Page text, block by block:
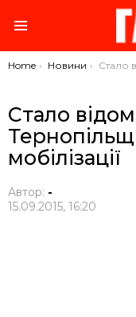
You are here:
Home Новини Стало відомо чи буде на
Стало
мобілізації
Автор: -
15.09.2015, 16:20